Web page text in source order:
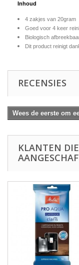
Inhoud
4 zakjes van 20gram
Goed voor 4 keer
Biologisch
Dit product reinigt
RECENSIES
Wees de eerste om
KLANTEN